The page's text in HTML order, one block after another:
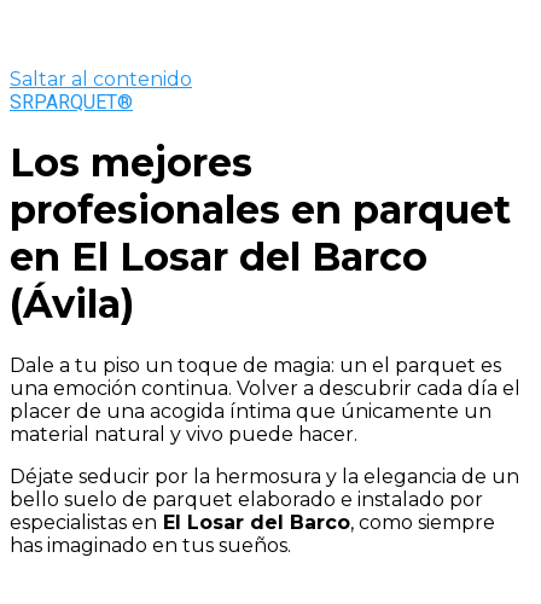
Saltar al contenido
SRPARQUET®
Los mejores
profesionales en parquet
en El Losar del Barco
(Ávila)
Dale a tu piso un toque de magia: un el parquet es
una emoción continua. Volver a descubrir cada día el
placer de una acogida íntima que únicamente un
material natural y vivo puede hacer.
Déjate seducir por la hermosura y la elegancia de un
bello suelo de parquet elaborado e instalado por
especialistas en El Losar del Barco, como siempre
has imaginado en tus sueños.